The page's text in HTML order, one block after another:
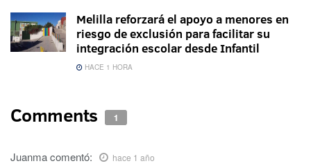
Melilla reforzará el apoyo a menores en
riesgo de exclusión para facilitar su
integración escolar desde Infantil
HACE 1 HORA
Comments 1
Juanmacomentó: hace 1 año